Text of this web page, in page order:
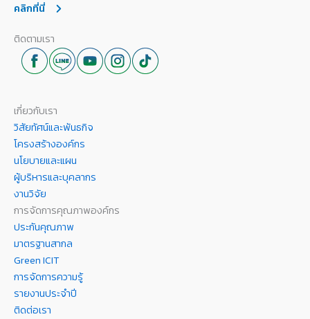
คลิกที่นี่
ติดตามเรา
เกี่ยวกับเรา
วิสัยทัศน์และพันธกิจ
โครงสร้างองค์กร
นโยบายและแผน
ผู้บริหารและบุคลากร
งานวิจัย
การจัดการคุณภาพองค์กร
ประกันคุณภาพ
มาตรฐานสากล
Green ICIT
การจัดการความรู้
รายงานประจำปี
ติดต่อเรา